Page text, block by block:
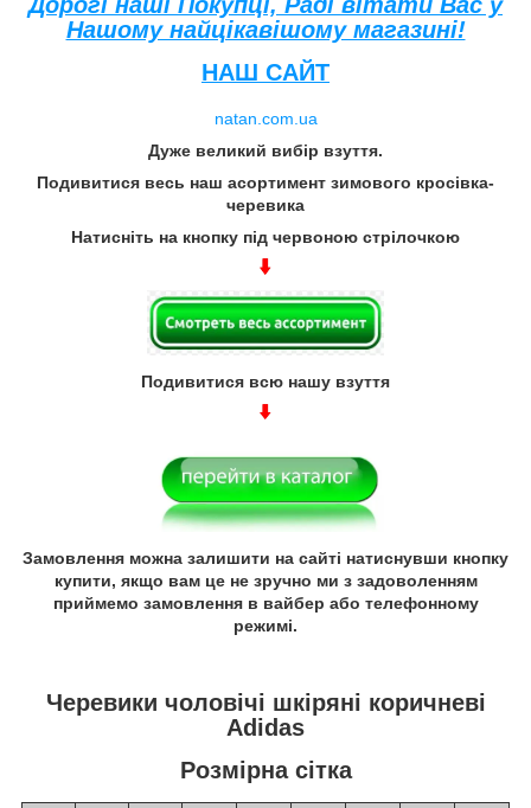
Нашому найцікавішому магазині!
НАШ САЙТ
natan.com.ua
Дуже великий вибір взуття.
Подивитися весь наш асортимент зимового кросівка-
черевика
Натисніть на кнопку під червоною стрілочкою
Подивитися всю нашу взуття
Замовлення можна залишити на сайті натиснувши кнопку
купити, якщо вам це не зручно ми з задоволенням
приймемо замовлення в вайбер або телефонному
режимі.
Черевики чоловічі шкіряні коричневі
Adidas
Розмірна сітка